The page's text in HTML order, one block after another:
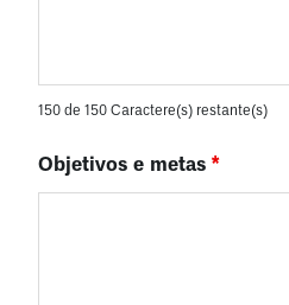
150 de 150 Caractere(s) restante(s)
Objetivos e metas *